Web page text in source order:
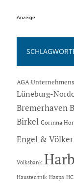
Anzeige
AGA
Lüneburg-
Bremerhaven
Birkel Corinna
Engel &
Volksbank
Haustechnik Haspa